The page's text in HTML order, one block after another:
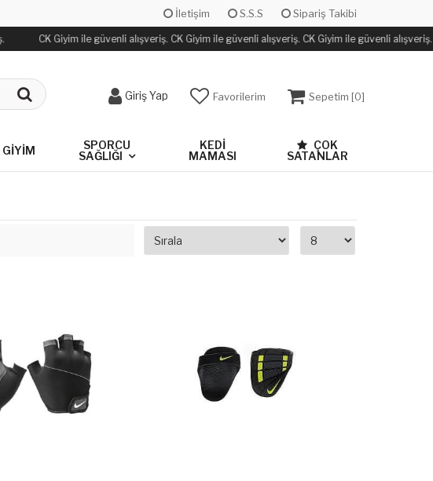
İletişim S.S.S Sipariş Takibi
CK Giyim ile güvenli alışveriş. CK Giyim ile güvenli alışveriş. CK Giyim ile güvenli alışveriş.
Giriş Yap Favorilerim Sepetim [0]
GİYİM
SPORCU
SAĞLIĞI
KEDİ
MAMASI
ÇOK
SATANLAR